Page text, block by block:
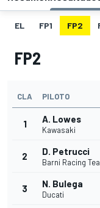
EL FP1 FP2
FP2
CLA PILOTO
1 A. Lowes
Kawasaki
2 D. Petrucci
Barni Racing
3 N. Bulega
Ducati